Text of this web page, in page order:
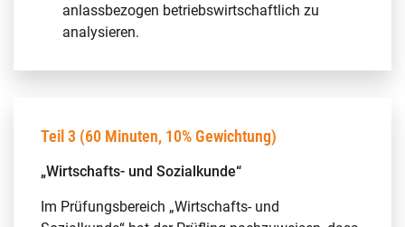
anlassbezogen betriebswirtschaftlich zu
analysieren.
Teil 3 (60 Minuten, 10% Gewichtung)
„Wirtschafts- und Sozialkunde“
Im Prüfungsbereich „Wirtschafts- und